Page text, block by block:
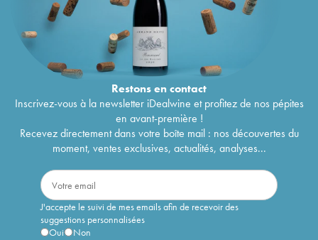
Restons encontact
Inscrivez-vous à la newsletter iDealwine et profitez de nos pépites
en avant-première !
Recevez directement dans votre boîte mail : nos découvertes du
moment, ventes exclusives, actualités, analyses...
J'accepte le suivi de mes emails afin de recevoir des
suggestions personnalisées
Oui
Non